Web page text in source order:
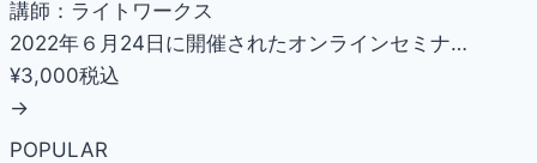
講師：ライトワークス
2022年６月24日に開催されたオンラインセミナ…
¥3,000税込
→
POPULAR